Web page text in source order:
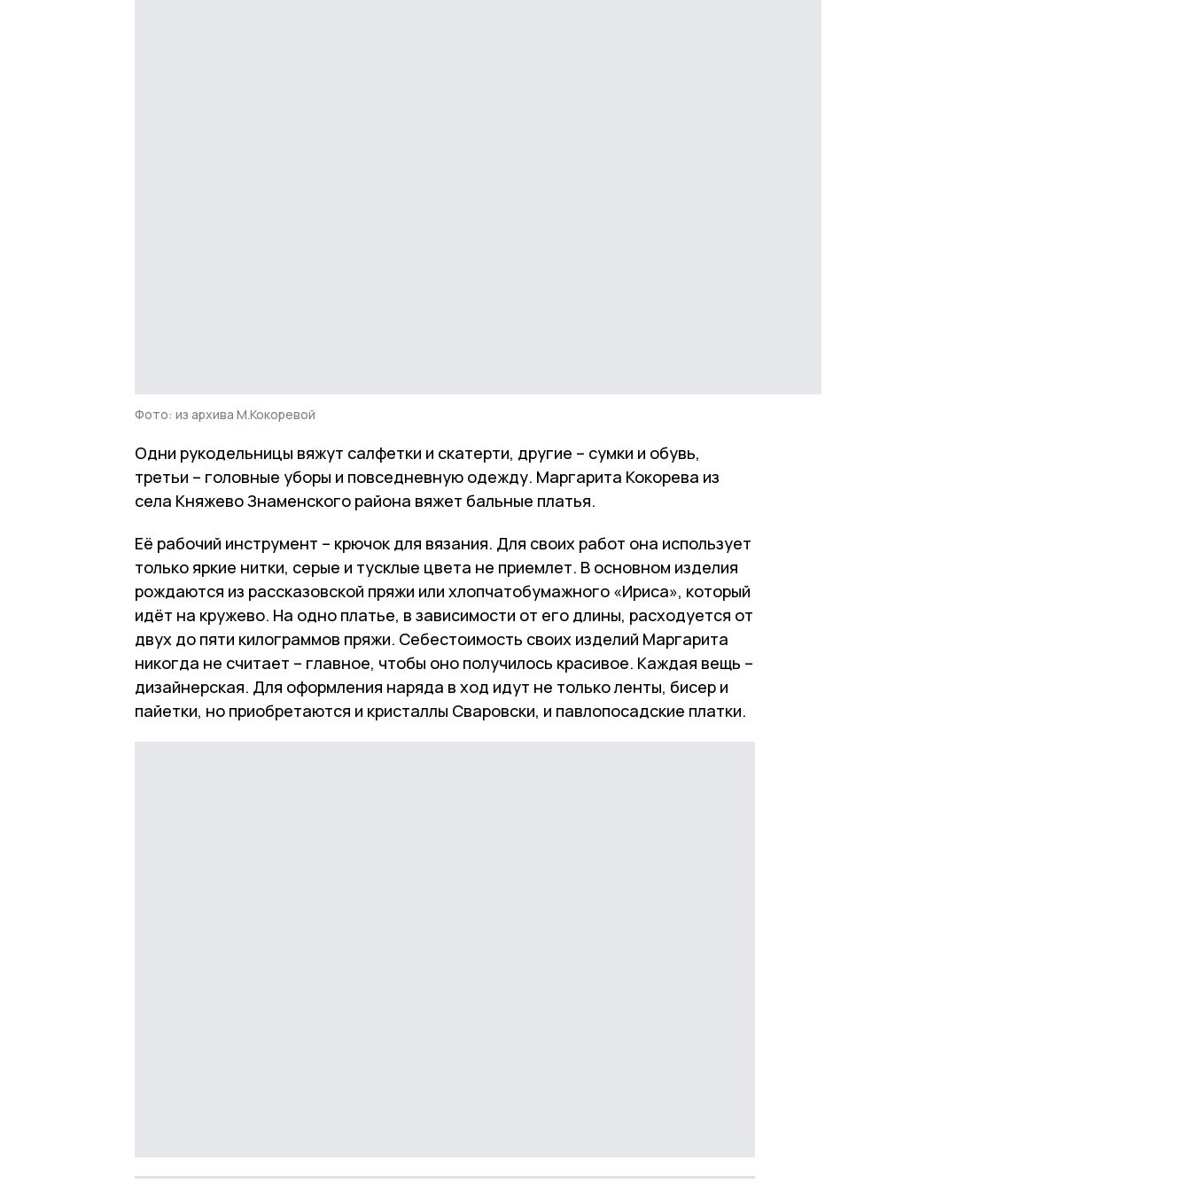
Фото: из архива М.Кокоревой
Одни рукодельницы вяжут салфетки и скатерти, другие – сумки и обувь,
третьи – головные уборы и повседневную одежду. Маргарита Кокорева из
села Княжево Знаменского района вяжет бальные платья.
Её рабочий инструмент – крючок для вязания. Для своих работ она использует
только яркие нитки, серые и тусклые цвета не приемлет. В основном изделия
рождаются из рассказовской пряжи или хлопчатобумажного «Ириса», который
идёт на кружево. На одно платье, в зависимости от его длины, расходуется от
двух до пяти килограммов пряжи. Себестоимость своих изделий Маргарита
никогда не считает – главное, чтобы оно получилось красивое. Каждая вещь –
дизайнерская. Для оформления наряда в ход идут не только ленты, бисер и
пайетки, но приобретаются и кристаллы Сваровски, и павлопосадские платки.